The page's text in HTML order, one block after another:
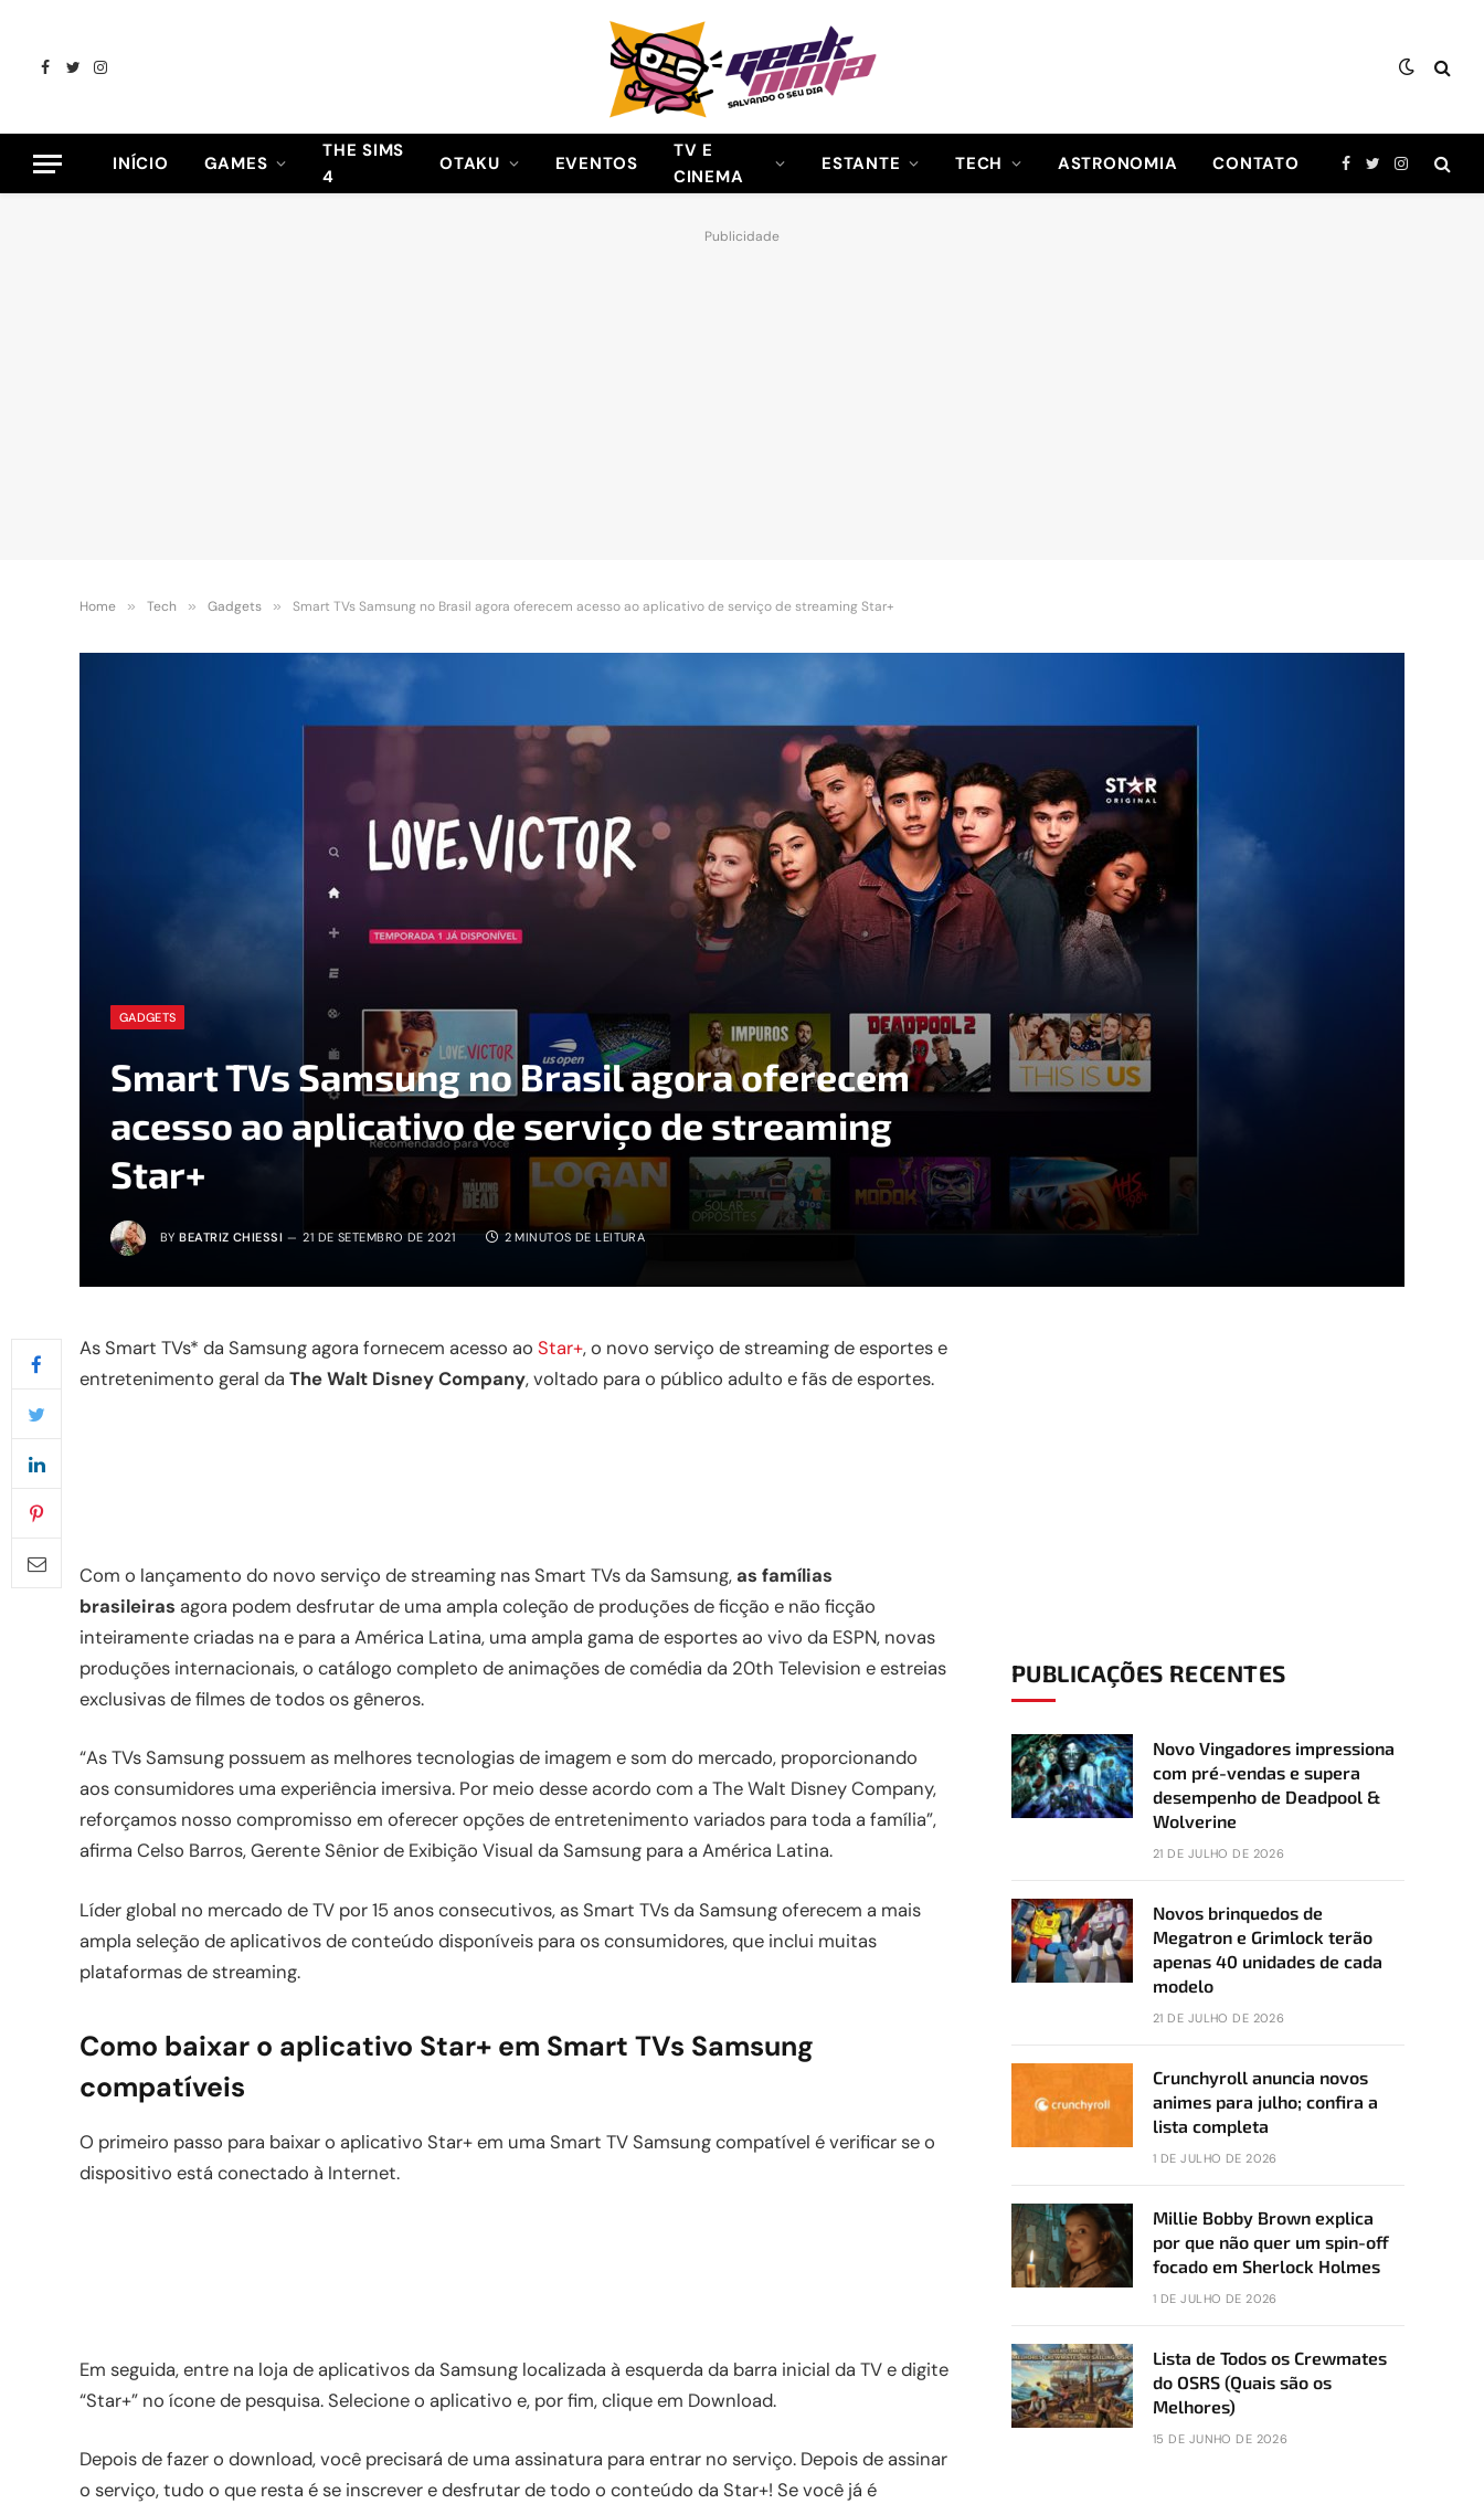
Facebook
TwitterInstagram
INÍCIO GAMES
THE SIMS
4
OTAKU EVENTOS
TV E
CINEMA
ESTANTE TECH ASTRONOMIA CONTATO Facebook
TwitterInstagram
Publicidade
Home » Tech » Gadgets » Smart TVs Samsung no Brasil agora oferecem acesso ao aplicativo de serviço de streaming Star+
GADGETS
Smart TVs Samsung no Brasil agora oferecem
acesso ao aplicativo de serviço de streaming
Star+
BY BEATRIZ CHIESSI 21 DE SETEMBRO DE 2021 2 MINUTOS DE LEITURA
As Smart TVs* da Samsung agora fornecem acesso ao Star+, o novo serviço de streaming de esportes e
entretenimento geral da The Walt Disney Company, voltado para o público adulto e fãs de esportes.
Com o lançamento do novo serviço de streaming nas Smart TVs da Samsung, as famílias
brasileiras agora podem desfrutar de uma ampla coleção de produções de ficção e não ficção
inteiramente criadas na e para a América Latina, uma ampla gama de esportes ao vivo da ESPN, novas
produções internacionais, o catálogo completo de animações de comédia da 20th Television e estreias
exclusivas de filmes de todos os gêneros.
“As TVs Samsung possuem as melhores tecnologias de imagem e som do mercado, proporcionando
aos consumidores uma experiência imersiva. Por meio desse acordo com a The Walt Disney Company,
reforçamos nosso compromisso em oferecer opções de entretenimento variados para toda a família”,
afirma Celso Barros, Gerente Sênior de Exibição Visual da Samsung para a América Latina.
Líder global no mercado de TV por 15 anos consecutivos, as Smart TVs da Samsung oferecem a mais
ampla seleção de aplicativos de conteúdo disponíveis para os consumidores, que inclui muitas
plataformas de streaming.
Como baixar o aplicativo Star+ em Smart TVs Samsung
compatíveis
O primeiro passo para baixar o aplicativo Star+ em uma Smart TV Samsung compatível é verificar se o
dispositivo está conectado à Internet.
Em seguida, entre na loja de aplicativos da Samsung localizada à esquerda da barra inicial da TV e digite
“Star+” no ícone de pesquisa. Selecione o aplicativo e, por fim, clique em Download.
Depois de fazer o download, você precisará de uma assinatura para entrar no serviço. Depois de assinar
o serviço, tudo o que resta é se inscrever e desfrutar de todo o conteúdo da Star+! Se você já é
PUBLICAÇÕES RECENTES
Novo Vingadores impressiona
com pré-vendas e supera
desempenho de Deadpool &
Wolverine
21 DE JULHO DE 2026
Novos brinquedos de
Megatron e Grimlock terão
apenas 40 unidades de cada
modelo
21 DE JULHO DE 2026
Crunchyroll anuncia novos
animes para julho; confira a
lista completa
1 DE JULHO DE 2026
Millie Bobby Brown explica
por que não quer um spin-off
focado em Sherlock Holmes
1 DE JULHO DE 2026
Lista de Todos os Crewmates
do OSRS (Quais são os
Melhores)
15 DE JUNHO DE 2026